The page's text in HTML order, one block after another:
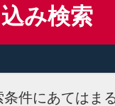
み検索
件にあてはま